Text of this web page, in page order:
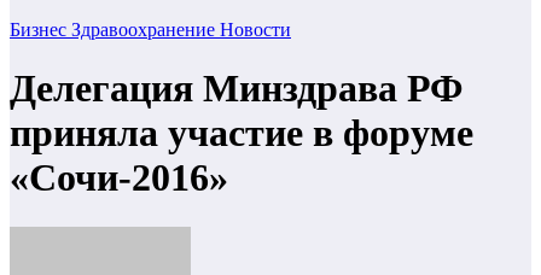
Бизнес Здравоохранение Новости
Делегация Минздрава РФ
приняла участие в форуме
«Сочи-2016»